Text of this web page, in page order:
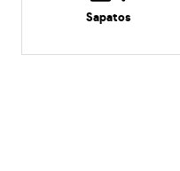
Sapatos